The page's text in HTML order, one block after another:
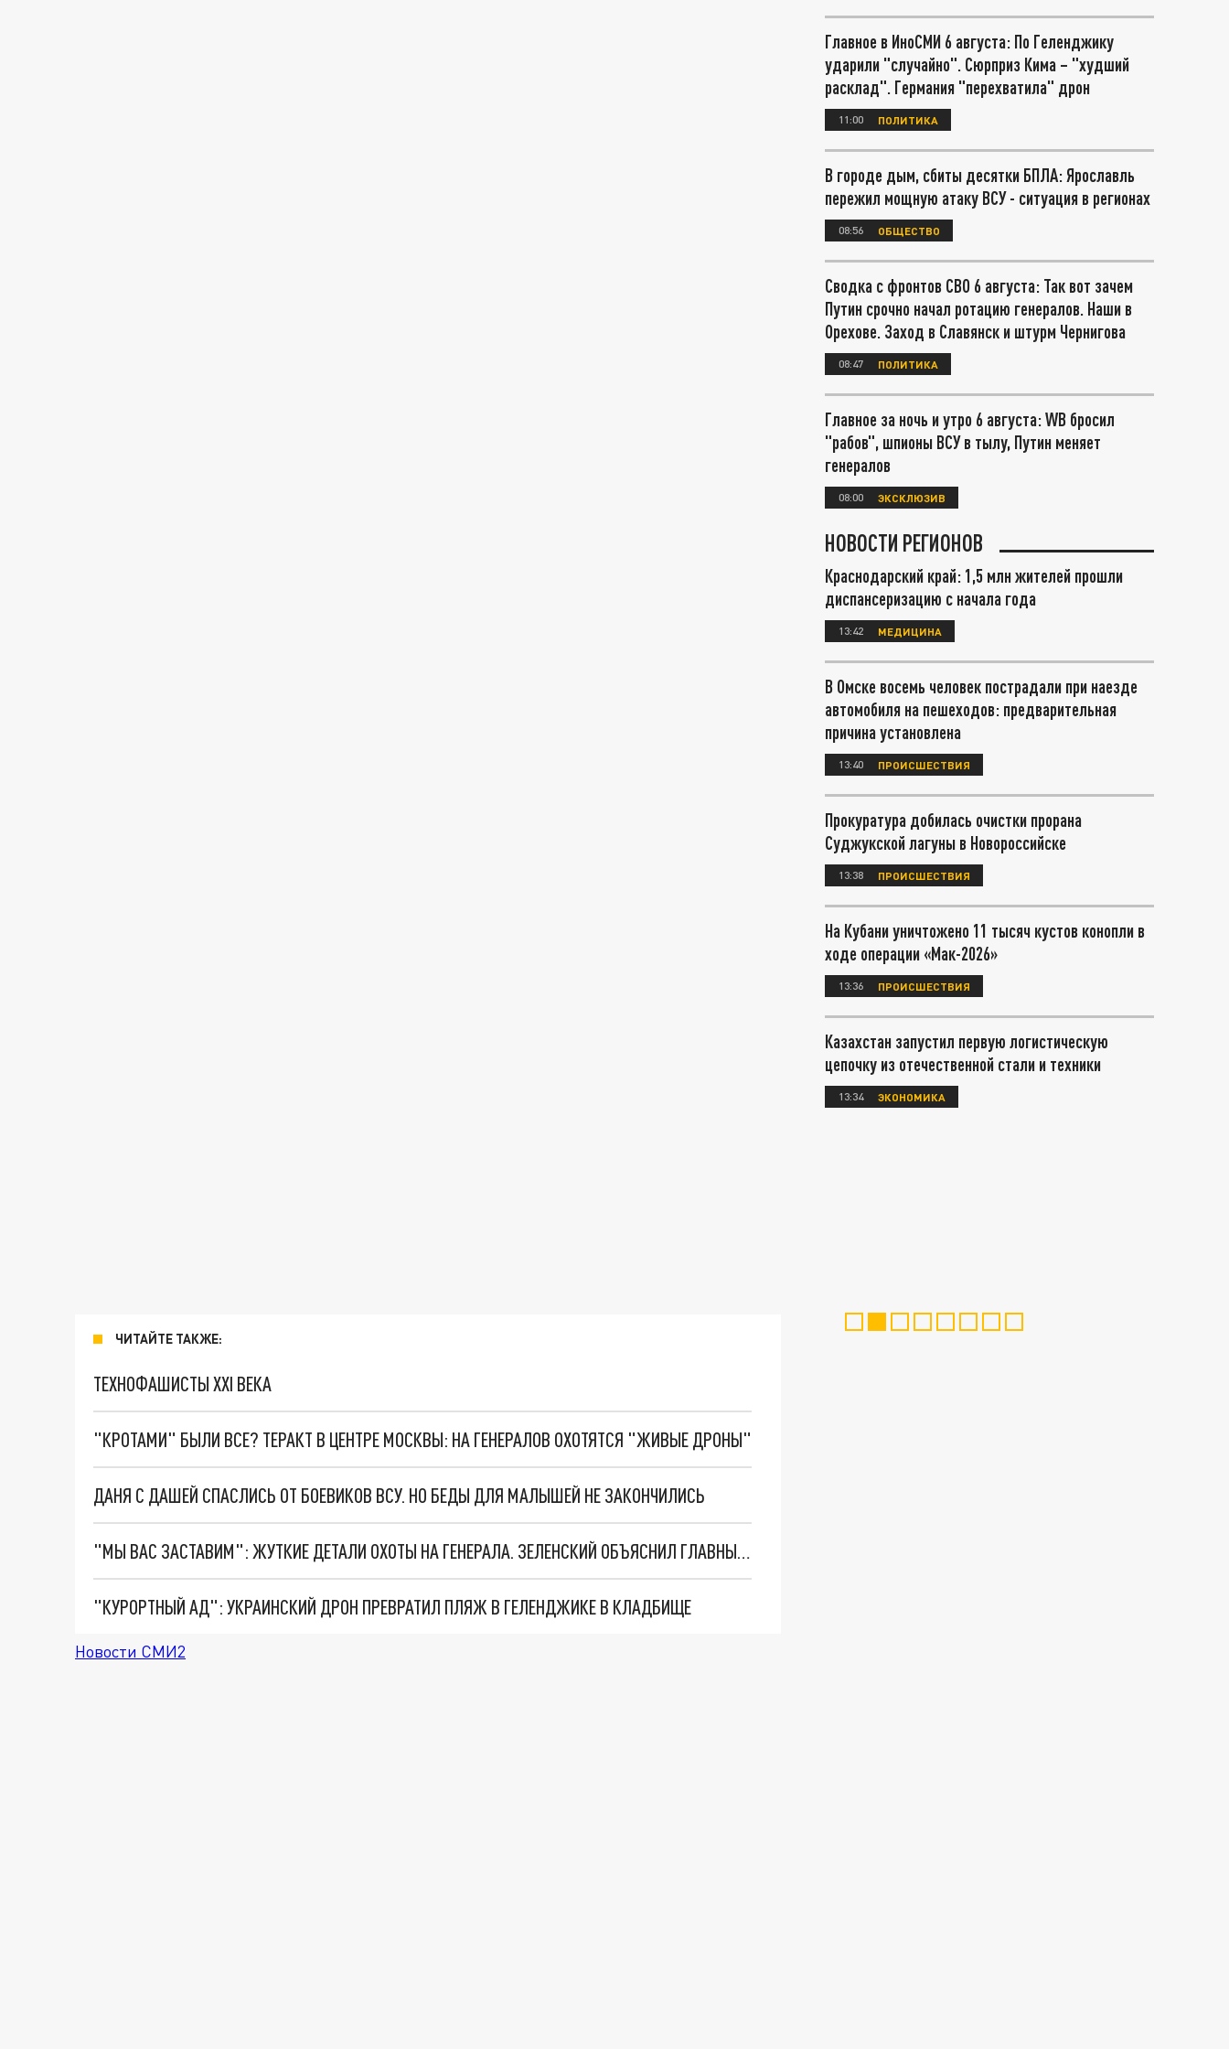
ЧИТАЙТЕ ТАКЖЕ:
ТЕХНОФАШИСТЫ XXI ВЕКА
"КРОТАМИ" БЫЛИ ВСЕ? ТЕРАКТ В ЦЕНТРЕ МОСКВЫ: НА ГЕНЕРАЛОВ ОХОТЯТСЯ "ЖИВЫЕ ДРОНЫ"
ДАНЯ С ДАШЕЙ СПАСЛИСЬ ОТ БОЕВИКОВ ВСУ. НО БЕДЫ ДЛЯ МАЛЫШЕЙ НЕ ЗАКОНЧИЛИСЬ
"МЫ ВАС ЗАСТАВИМ": ЖУТКИЕ ДЕТАЛИ ОХОТЫ НА ГЕНЕРАЛА. ЗЕЛЕНСКИЙ ОБЪЯСНИЛ ГЛАВНЫЙ СМЫСЛ ТЕРАКТА В ЦЕНТРЕ МОСКВЫ
"КУРОРТНЫЙ АД": УКРАИНСКИЙ ДРОН ПРЕВРАТИЛ ПЛЯЖ В ГЕЛЕНДЖИКЕ В КЛАДБИЩЕ
Новости СМИ2
Главное в ИноСМИ 6 августа: По Геленджику
ударили "случайно". Сюрприз Кима – "худший
расклад". Германия "перехватила" дрон
11:00 ПОЛИТИКА
В городе дым, сбиты десятки БПЛА: Ярославль
пережил мощную атаку ВСУ - ситуация в регионах
08:56 ОБЩЕСТВО
Сводка с фронтов СВО 6 августа: Так вот зачем
Путин срочно начал ротацию генералов. Наши в
Орехове. Заход в Славянск и штурм Чернигова
08:47 ПОЛИТИКА
Главное за ночь и утро 6 августа: WB бросил
"рабов", шпионы ВСУ в тылу, Путин меняет
генералов
08:00 ЭКСКЛЮЗИВ
НОВОСТИ РЕГИОНОВ
Краснодарский край: 1,5 млн жителей прошли
диспансеризацию с начала года
13:42 МЕДИЦИНА
В Омске восемь человек пострадали при наезде
автомобиля на пешеходов: предварительная
причина установлена
13:40 ПРОИСШЕСТВИЯ
Прокуратура добилась очистки прорана
Суджукской лагуны в Новороссийске
13:38 ПРОИСШЕСТВИЯ
На Кубани уничтожено 11 тысяч кустов конопли в
ходе операции «Мак-2026»
13:36 ПРОИСШЕСТВИЯ
Казахстан запустил первую логистическую
цепочку из отечественной стали и техники
13:34 ЭКОНОМИКА